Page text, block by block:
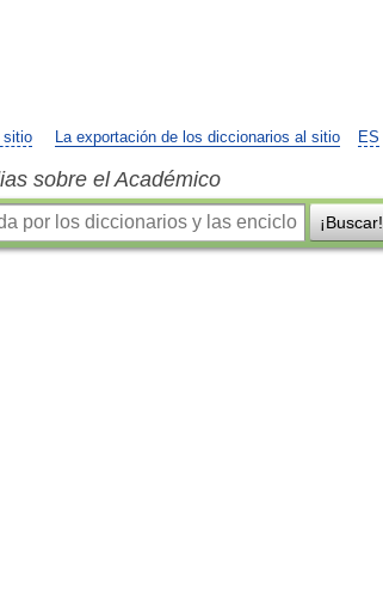
ES
sitio La exportación de los diccionarios al sitio
sobre el Académico
¡Buscar!